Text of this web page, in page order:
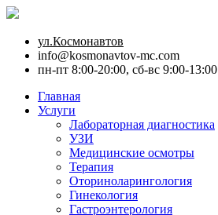
ул.Космонавтов
info@kosmonavtov-mc.com
пн-пт 8:00-20:00, сб-вс 9:00-13:00
Главная
Услуги
Лабораторная диагностика
УЗИ
Медицинские осмотры
Терапия
Оториноларингология
Гинекология
Гастроэнтерология